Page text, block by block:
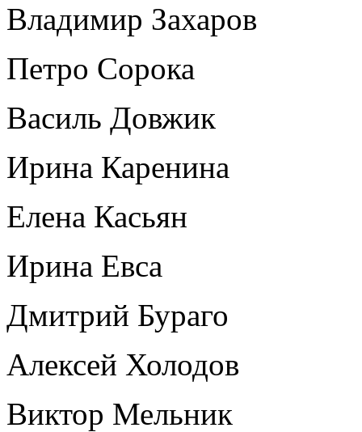
Владимир Захаров
Петро Сорока
Василь Довжик
Ирина Каренина
Елена Касьян
Ирина Евса
Дмитрий Бураго
Алексей Холодов
Виктор Мельник